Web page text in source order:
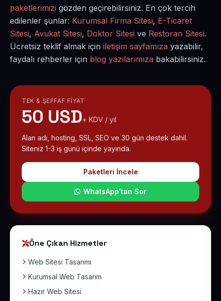
paketlerimizi gözden geçirebilirsiniz. En çok tercih
edilenler şunlar: Kurumsal Firma Sitesi, E-Ticaret
Sitesi, Avukat Sitesi, Doktor Sitesi ve Restoran Sitesi.
Ücretsiz teklif almak için iletişim sayfamıza yazabilir,
faydalı rehberler için blog yazılarımıza bakabilirsiniz.
TEK & ŞEFFAF FIYAT
50 USD+ KDV / yıl
Alan adı, hosting, SSL, SEO ve 30 gün destek dahil.
Siteniz 1-3 iş günü içinde yayında.
Paketleri İncele
WhatsApp'tan Sor
Öne Çıkan Hizmetler
Web Sitesi Tasarımı
Kurumsal Web Tasarım
Hazır Web Sitesi